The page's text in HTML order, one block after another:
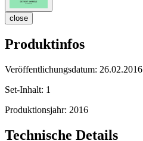
close
Produktinfos
Veröffentlichungsdatum: 26.02.2016
Set-Inhalt: 1
Produktionsjahr: 2016
Technische Details